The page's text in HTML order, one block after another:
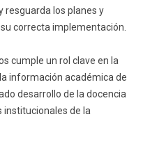
resguarda los planes y
correcta implementación.
cumple un rol clave en la
información académica de
desarrollo de la docencia
institucionales de la